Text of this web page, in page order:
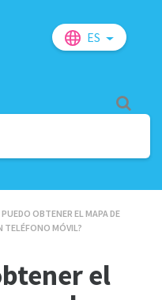
ES
OBTENER EL MAPA DE
TELÉFONO MÓVIL?
el